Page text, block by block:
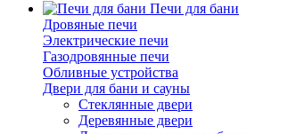
Печи для бани
Дровяные печи
Электрические печи
Газодровянные печи
Обливные устройства
Двери для бани и сауны
Стеклянные двери
Деревянные двери